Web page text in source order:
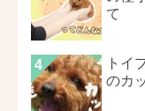
て
トイ
のカ